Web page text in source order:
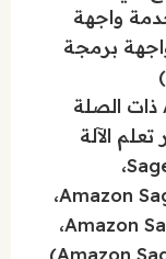
واجهة
برمجة
تحديد خدمات وميزات AWS ذات الصلة
الآلة
(على سبيل المثال، SageMaker،
وAmazon SageMaker Data Wrangler،
وAmazon SageMaker Feature Store،